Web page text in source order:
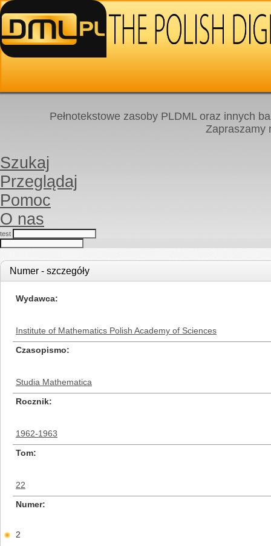
Pełnotekstowe zasoby PLDML oraz innych
Zapraszamy
Szukaj
Przeglądaj
Pomoc
O nas
test
Numer - szczegóły
Wydawca
Institute of Mathematics Polish Academy of Sciences
Czasopismo
Studia Mathematica
Rocznik
1962-1963
Tom
22
Numer
2